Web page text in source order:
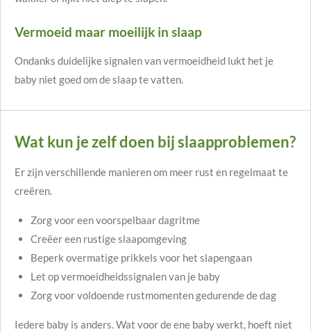
Vermoeid maar moeilijk in slaap
Ondanks duidelijke signalen van vermoeidheid lukt het je
baby niet goed om de slaap te vatten.
Wat kun je zelf doen bij slaapproblemen?
Er zijn verschillende manieren om meer rust en regelmaat te
creëren.
Zorg voor een voorspelbaar dagritme
Creëer een rustige slaapomgeving
Beperk overmatige prikkels voor het slapengaan
Let op vermoeidheidssignalen van je baby
Zorg voor voldoende rustmomenten gedurende de dag
Iedere baby is anders. Wat voor de ene baby werkt, hoeft niet